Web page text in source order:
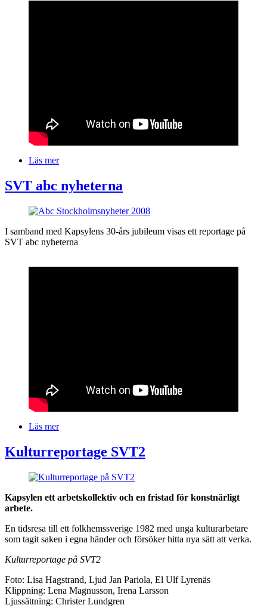
Läs merom
filmreportage
av
Sharqiya
Channel
SVT abc nyheterna
Text
I samband med Kapsylens 30-års jubileum visas ett reportage på
SVT abc nyheterna
Läs merom
abc
nyheterna
Kulturreportage SVT2
Text
Kapsylen ett arbetskollektiv och en fristad för konstnärligt
arbete.
En tidsresa till ett folkhemssverige 1982 med unga kulturarbetare
som tagit saken i egna händer och försöker hitta nya sätt att verka.
Kulturreportage på SVT2
Foto: Lisa Hagstrand, Ljud Jan Pariola, El Ulf Lyrenäs
Klippning: Lena Magnusson, Irena Larsson
Ljussättning: Christer Lundgren